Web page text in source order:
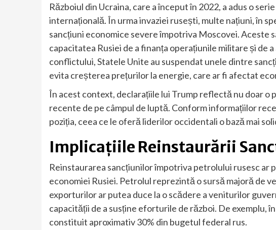
Războiul din Ucraina, care a început în 2022, a adus o
internațională. În urma invaziei rusești, multe națiuni, în
sancțiuni economice severe împotriva Moscovei. Aceste
capacitatea Rusiei de a finanța operațiunile militare și de
conflictului, Statele Unite au suspendat unele dintre
evita creșterea prețurilor la energie, care ar fi afectat
În acest context, declarațiile lui Trump reflectă nu doar o
recente de pe câmpul de luptă. Conform informațiilor
poziția, ceea ce le oferă liderilor occidentali o bază mai
Implicațiile Reinstaurării
Reinstaurarea sancțiunilor împotriva petrolului rusesc ar
economiei Rusiei. Petrolul reprezintă o sursă majoră de
exporturilor ar putea duce la o scădere a veniturilor
capacității de a susține eforturile de război. De exemplu,
constituit aproximativ 30% din bugetul federal rus.